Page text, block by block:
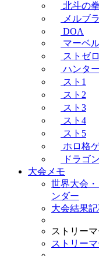
北斗の拳
メルブラ
DOA
マーベ
ストゼロ
ハンタ
スト1
スト2
スト3
スト4
スト5
ホロ格
ドラゴ
大会メモ
世界大会
ンダー
大会結果
ストリー
ストリー